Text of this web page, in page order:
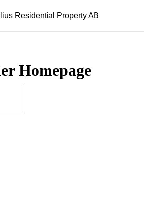
Residential Property AB
Homepage